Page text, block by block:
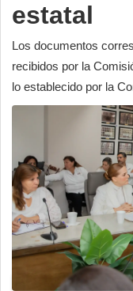
estatal
Los documentos
recibidos por la
lo establecido por la